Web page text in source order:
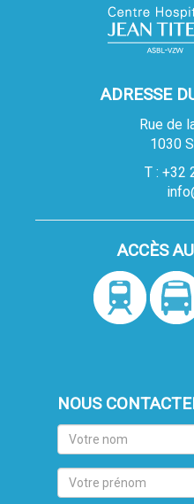
ADRESSE
Rue de
1030
T : +32
ACCÈS
NOUS
Votre
nom
Votre
prénom